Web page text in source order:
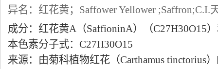
异名：红花黄； Saffower Yellower ;Saffron;C.I.
成分：红花黄A （SaffioninA）（C27H30O15
本色素分子式： C27H30O15
来源：由菊科植物红花（Carthamus tinctorius